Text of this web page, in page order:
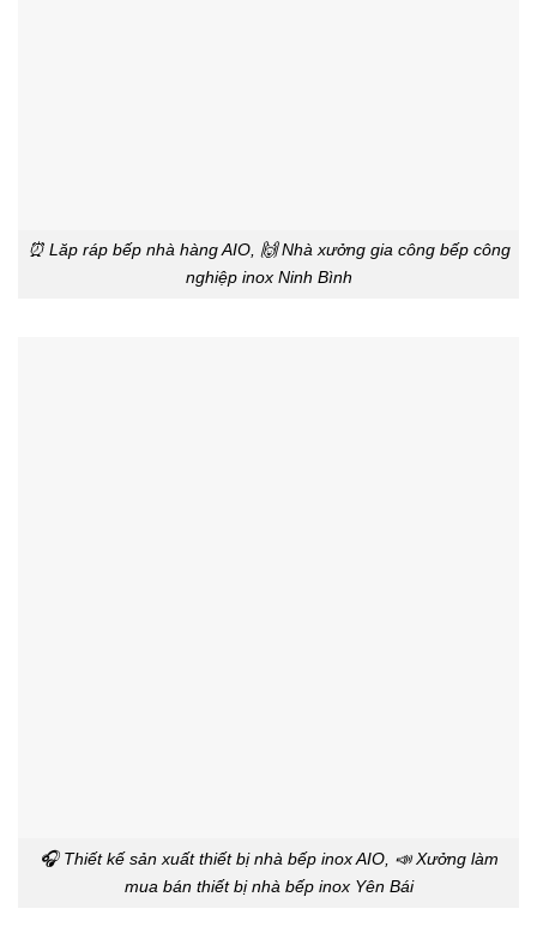
⏰ Lăp ráp bếp nhà hàng AIO, 🙌 Nhà xưởng gia công bếp công
nghiệp inox Ninh Bình
🎧 Thiết kế sản xuất thiết bị nhà bếp inox AIO, 📣 Xưởng làm
mua bán thiết bị nhà bếp inox Yên Bái